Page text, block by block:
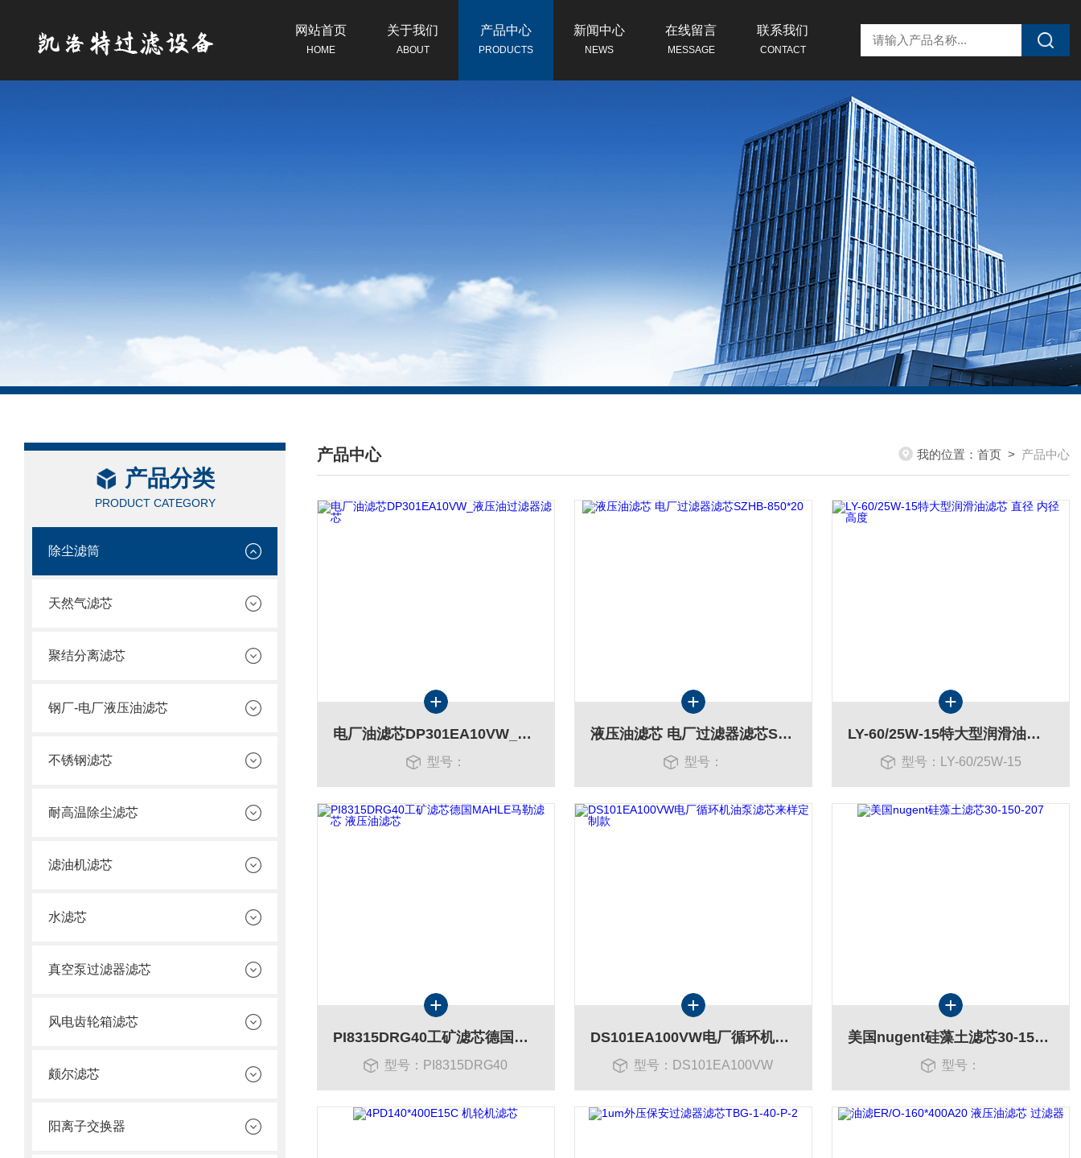
网站首页
HOME
关于我们
ABOUT
产品中心
PRODUCTS
新闻中心
NEWS
在线留言
MESSAGE
联系我们
CONTACT
产品分类
PRODUCT CATEGORY
除尘滤筒
天然气滤芯
聚结分离滤芯
钢厂-电厂液压油滤芯
不锈钢滤芯
耐高温除尘滤芯
滤油机滤芯
水滤芯
真空泵过滤器滤芯
风电齿轮箱滤芯
颇尔滤芯
阳离子交换器
产品中心
/ PRODUCTS CENTER
我的位置： 首页 > 产品中心
电厂油滤芯DP301EA10VW_液压油过滤器滤芯
型号：
液压油滤芯 电厂过滤器滤芯SZHB-850*20
型号：
LY-60/25W-15特大型润滑油滤芯 直径 内径 高度
型号：LY-60/25W-15
PI8315DRG40工矿滤芯德国MAHLE马勒滤芯 液压油滤芯
型号：PI8315DRG40
DS101EA100VW电厂循环机油泵滤芯来样定制款
型号：DS101EA100VW
美国nugent硅藻土滤芯30-150-207
型号：